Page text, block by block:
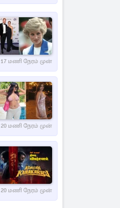
17 மணி நேரம் முன்
20 மணி நேரம் முன்
20 மணி நேரம் முன்